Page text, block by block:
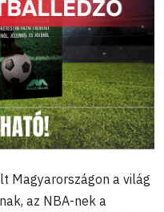
Magyarországon a világ
az NBA-nek a